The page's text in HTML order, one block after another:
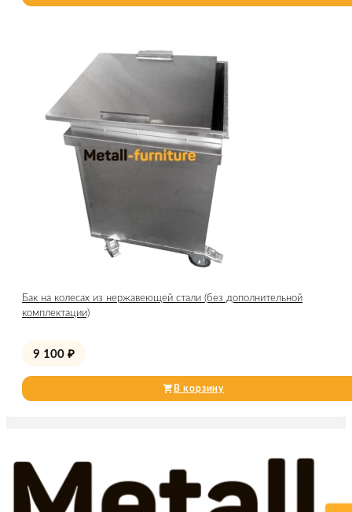
Бак на колесах из нержавеющей стали (без дополнительной
комплектации)
9 100 ₽
В корзину